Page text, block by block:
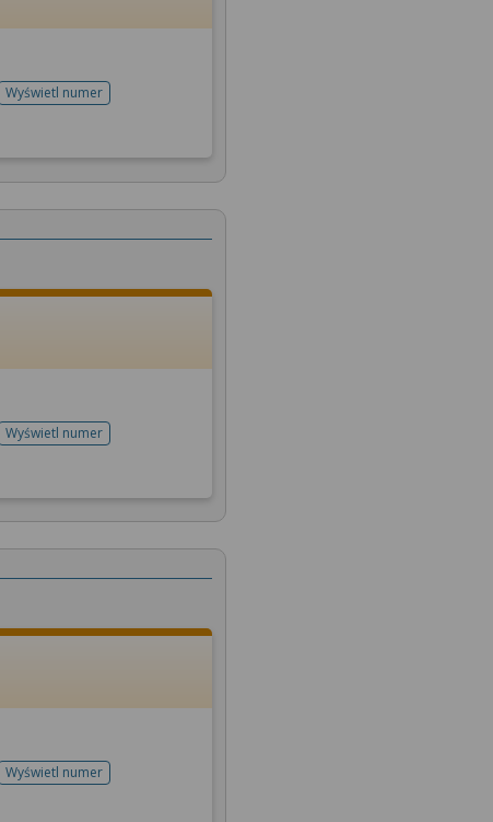
Wyświetl numertelefonu do rejestracji
Wyświetl numertelefonu do rejestracji
Wyświetl numertelefonu do rejestracji